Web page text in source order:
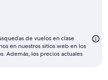
de vuelos en clase
en nuestros sitios web en los
Además, los precios actuales